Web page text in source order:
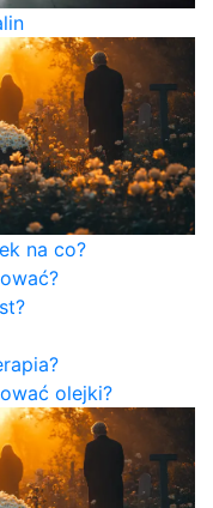
na co?
olejki?